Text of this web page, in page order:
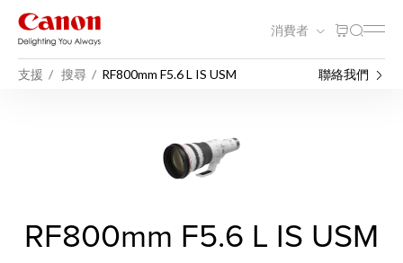
消費者
支援 搜尋 RF800mm F5.6 L IS USM 聯絡我們
RF800mm F5.6 L IS USM